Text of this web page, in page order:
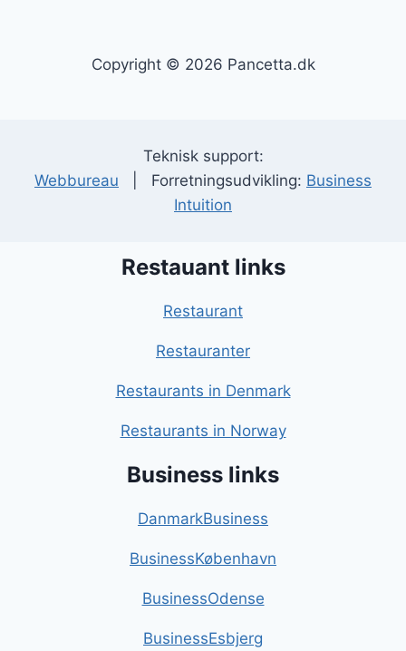
Copyright © 2026 Pancetta.dk
Teknisk support:
Webbureau | Forretningsudvikling: Business
Intuition
Restauant links
Restaurant
Restauranter
Restaurants in Denmark
Restaurants in Norway
Business links
DanmarkBusiness
BusinessKøbenhavn
BusinessOdense
BusinessEsbjerg